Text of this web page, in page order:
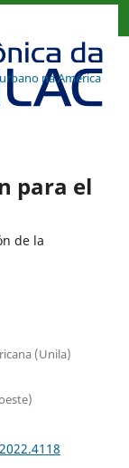
na América
para el
de la
(Unila)